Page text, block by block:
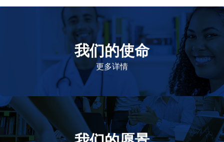
我们的使命
更多详情
致力于提高患者的生命健康和质量
作为一个负责任的企业公民，在全球提供优质和患者可